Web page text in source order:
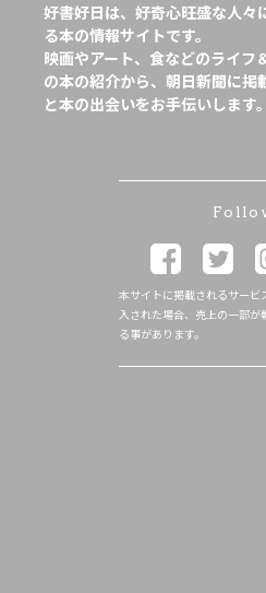
好書好日は、好奇心旺盛な人々
る本の情報サイトです。
映画やアート、食などのライフ
の本の紹介から、朝日新聞に掲
と本の出会いをお手伝いします。
本サイトに掲載されるサービ
入された場合、売上の一部が
る事があります。